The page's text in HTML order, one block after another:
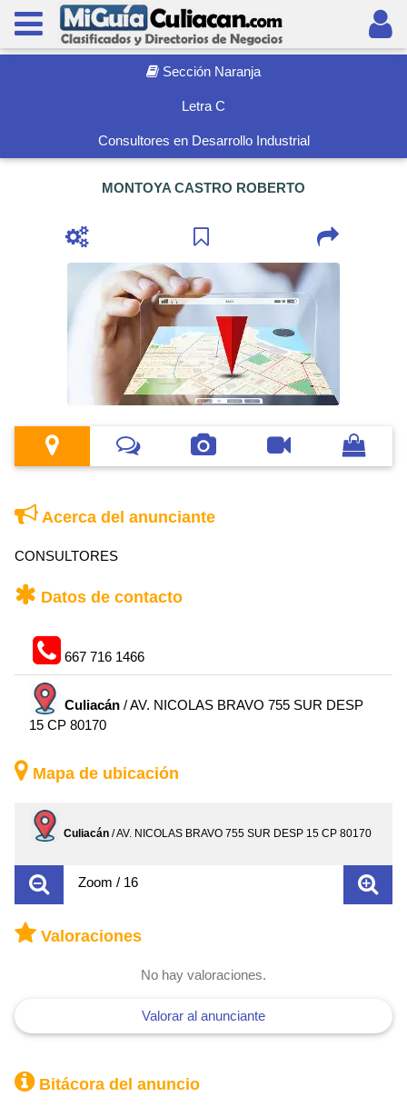
Sección Naranja
Letra C
Consultores en Desarrollo Industrial
MONTOYA CASTRO ROBERTO
Acerca del anunciante
CONSULTORES
Datos de contacto
667 716 1466
Culiacán / AV. NICOLAS BRAVO 755 SUR DESP
15 CP 80170
Mapa de ubicación
Culiacán / AV. NICOLAS BRAVO 755 SUR DESP 15 CP 80170
Zoom / 16
Valoraciones
No hay valoraciones.
Valorar al anunciante
Bitácora del anuncio